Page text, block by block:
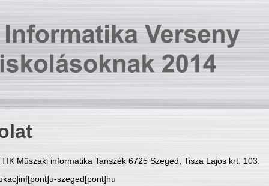
Műszaki informatika Tanszék 6725 Szeged, Tisza Lajos krt. 103.
szeged[pont]hu